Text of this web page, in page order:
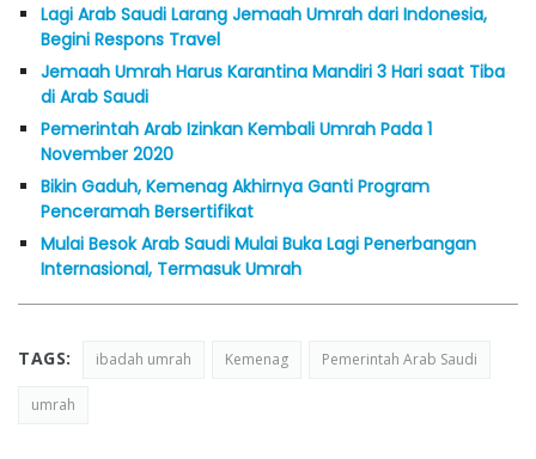
Lagi Arab Saudi Larang Jemaah Umrah dari Indonesia,
Begini Respons Travel
Jemaah Umrah Harus Karantina Mandiri 3 Hari saat Tiba
di Arab Saudi
Pemerintah Arab Izinkan Kembali Umrah Pada 1
November 2020
Bikin Gaduh, Kemenag Akhirnya Ganti Program
Penceramah Bersertifikat
Mulai Besok Arab Saudi Mulai Buka Lagi Penerbangan
Internasional, Termasuk Umrah
TAGS: ibadah umrah Kemenag Pemerintah Arab Saudi
umrah